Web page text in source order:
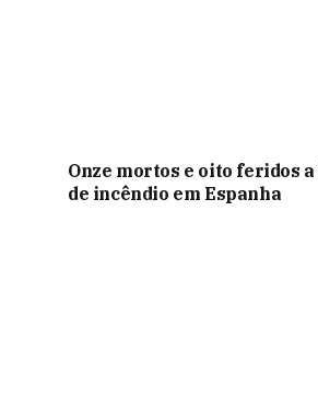
Onze mortos e oito feridos
de incêndio em Espanha